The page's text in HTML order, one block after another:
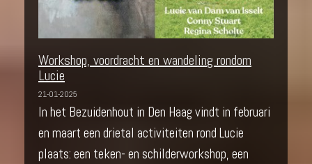
Workshop, voordracht en wandeling rondom
Lucie
21-01-2025
In het Bezuidenhout in Den Haag vindt in februari
en maart een drietal activiteiten rond Lucie
plaats: een teken- en schilderworkshop, een